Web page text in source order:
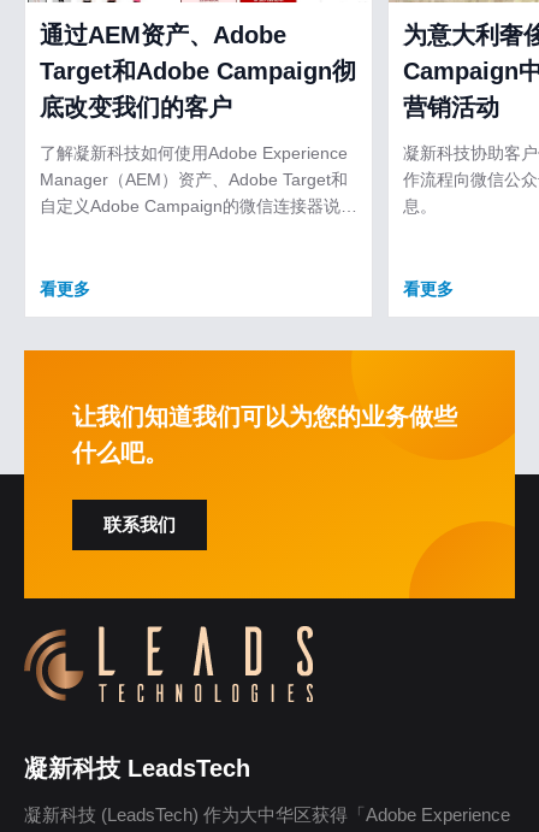
通过AEM资产、Adobe
Target和Adobe Campaign彻
底改变我们的客户
了解凝新科技如何使用Adobe Experience
Manager（AEM）资产、Adobe Target和
自定义Adobe Campaign的微信连接器说明
看更多
为意大利奢
Campaign
营销活动
凝新科技协助客
作流程向微信公
息。
看更多
让我们知道我们可以为您的业务做些
什么吧。
联系我们
凝新科技 LeadsTech
凝新科技 (LeadsTech) 作为大中华区获得「Adobe Experience